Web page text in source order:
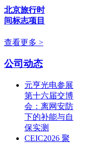
北京旅行时
间标志项目
查看更多 >
公司动态
元亨光电参展
第十六届交博
会：离网安防
下的补能与自
保实测
CEIC2026 聚